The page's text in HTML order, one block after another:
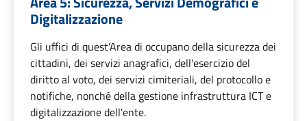
Digitalizzazione
Gli uffici di quest'Area di occupano della sicurezza dei
cittadini, dei servizi anagrafici, dell'esercizio del
diritto al voto, dei servizi cimiteriali, del protocollo e
notifiche, nonché della gestione infrastruttura ICT e
digitalizzazione dell'ente.